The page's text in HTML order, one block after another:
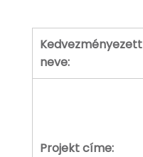
Kedvezményezett
neve:
Projekt címe: